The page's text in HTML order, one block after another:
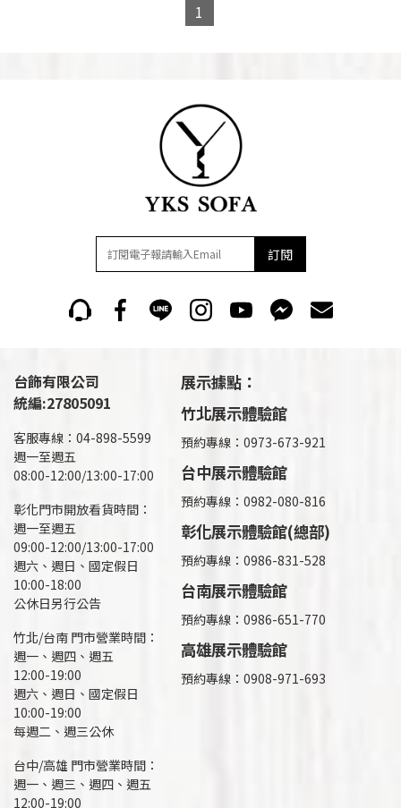
1
訂閱
台飾有限公司
統編:27805091
客服專線：04-898-5599
週一至週五
08:00-12:00/13:00-17:00
彰化門市開放看貨時間：
週一至週五
09:00-12:00/13:00-17:00
週六、週日、國定假日
10:00-18:00
公休日另行公告
竹北/台南 門市營業時間：
週一、週四、週五
12:00-19:00
週六、週日、國定假日
10:00-19:00
每週二、週三公休
台中/高雄 門市營業時間：
週一、週三、週四、週五
12:00-19:00
展示據點：
竹北展示體驗館
預約專線：0973-673-921
台中展示體驗館
預約專線：0982-080-816
彰化展示體驗館(總部)
預約專線： 0986-831-528
台南展示體驗館
預約專線：0986-651-770
高雄展示體驗館
預約專線： 0908-971-693